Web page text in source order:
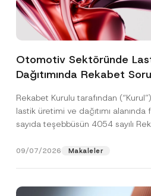
Otomotiv Sektöründe
Dağıtımında Rekabet
Cezasına Hükmedilmiştir
Rekabet Kurulu tarafından
lastik üretimi ve dağıtımı
sayıda teşebbüsün 4054 sayılı
09/07/2026 Makaleler